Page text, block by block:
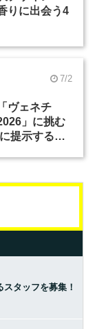
りに出会う4
7/2
ヴェネチ
」に挑む
提示する美
タッフを募集！